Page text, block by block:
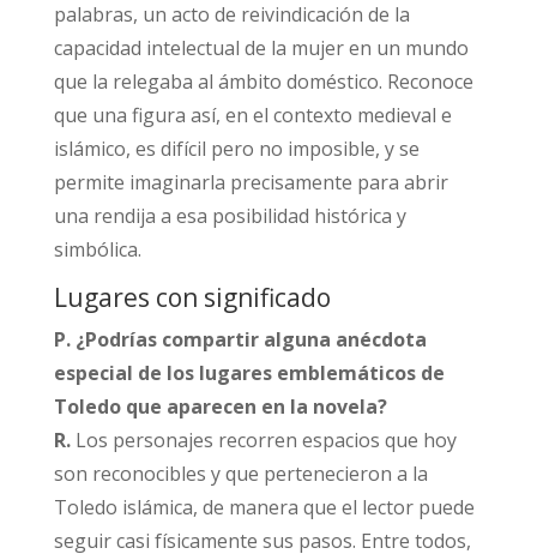
palabras, un acto de reivindicación de la
capacidad intelectual de la mujer en un mundo
que la relegaba al ámbito doméstico. Reconoce
que una figura así, en el contexto medieval e
islámico, es difícil pero no imposible, y se
permite imaginarla precisamente para abrir
una rendija a esa posibilidad histórica y
simbólica.​
Lugares con significado
P. ¿Podrías compartir alguna anécdota
especial de los lugares emblemáticos de
Toledo que aparecen en la novela?
R.Los personajes recorren espacios que hoy
son reconocibles y que pertenecieron a la
Toledo islámica, de manera que el lector puede
seguir casi físicamente sus pasos. Entre todos,